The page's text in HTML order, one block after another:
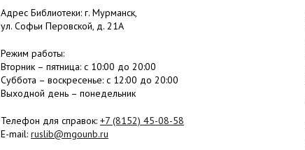
Адрес Библиотеки: г. Мурманск,
ул. Софьи Перовской, д. 21А
Режим работы:
Вторник – пятница: с 10:00 до 20:00
Суббота – воскресенье: c 12:00 до 20:00
Выходной день – понедельник
Телефон для справок: +7 (8152) 45-08-58
E-mail: ruslib@mgounb.ru